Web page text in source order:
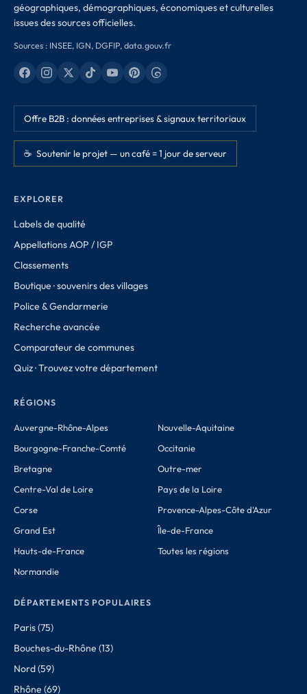
géographiques, démographiques, économiques et culturelles
issues des sources officielles.
Sources : INSEE, IGN, DGFIP, data.gouv.fr
Offre B2B : données entreprises & signaux territoriaux
☕ Soutenir le projet — un café = 1 jour de serveur
EXPLORER
Labels de qualité
Appellations AOP / IGP
Classements
Boutique · souvenirs des villages
Police & Gendarmerie
Recherche avancée
Comparateur de communes
Quiz · Trouvez votre département
RÉGIONS
Auvergne-Rhône-Alpes
Bourgogne-Franche-Comté
Bretagne
Centre-Val de Loire
Corse
Grand Est
Hauts-de-France
Normandie
Nouvelle-Aquitaine
Occitanie
Outre-mer
Pays de la Loire
Provence-Alpes-Côte d'Azur
Île-de-France
Toutes les régions
DÉPARTEMENTS POPULAIRES
Paris (75)
Bouches-du-Rhône (13)
Nord (59)
Rhône (69)